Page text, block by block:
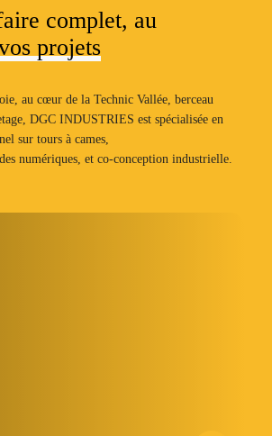
complet, au
projets
au cœur de la Technic Vallée, berceau
DGC INDUSTRIES est spécialisée en
sur tours à cames,
numériques, et co-conception industrielle.